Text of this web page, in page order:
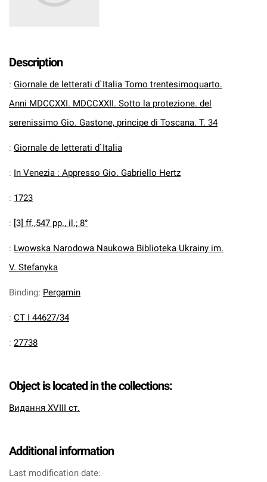
Description
: Giornale de letterati d`Italia Tomo trentesimoquarto.
Anni MDCCXXI. MDCCXXII. Sotto la protezione. del
serenissimo Gio. Gastone, principe di Toscana. T. 34
: Giornale de letterati d`Italia
: In Venezia : Appresso Gio. Gabriello Hertz
: 1723
: [3] ff.,547 pp., il.; 8°
: Lwowska Narodowa Naukowa Biblioteka Ukrainy im.
V. Stefanyka
Binding: Pergamin
: CT I 44627/34
: 27738
Object is located in the collections:
Видання XVIII ст.
Additional information
Last modification date: